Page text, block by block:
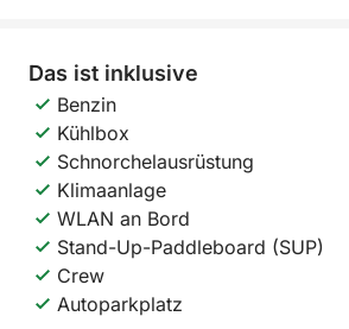
Das ist inklusive
Benzin
Kühlbox
Schnorchelausrüstung
Klimaanlage
WLAN an Bord
Stand-Up-Paddleboard (SUP)
Crew
Autoparkplatz